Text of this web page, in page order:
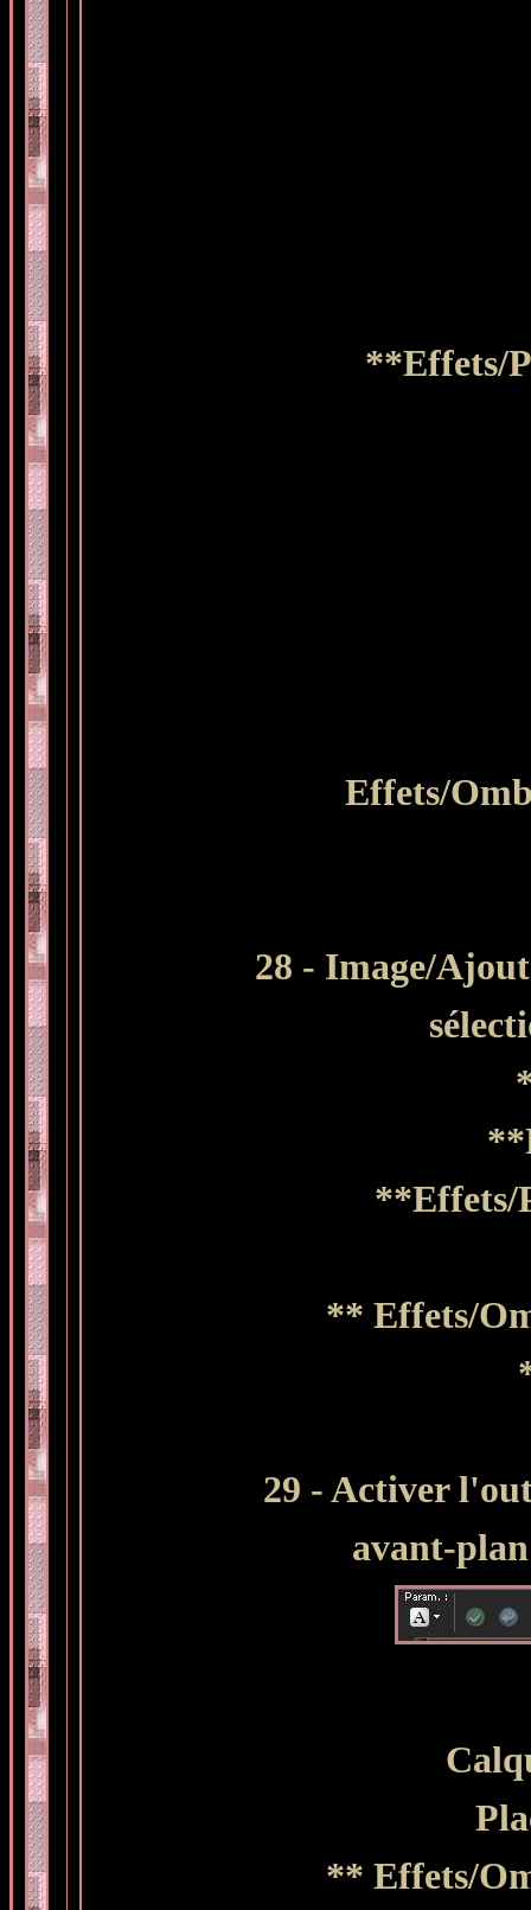
**Effets/
Effets/
28 - Image/
**Effets/
** Effets/
29 - Activer
avant-
** Effets/